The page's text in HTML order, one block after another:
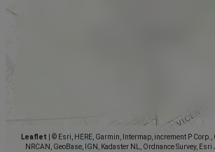
Leaflet
© Esri, HERE, Garmin, Intermap, increment P Corp.,
NRCAN, GeoBase, IGN, Kadaster NL, Ordnance Survey,